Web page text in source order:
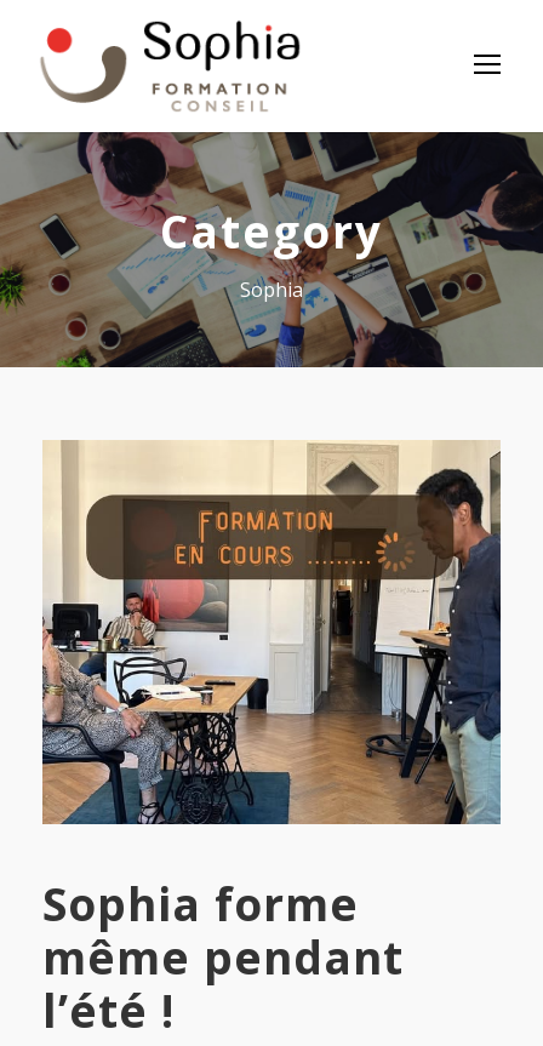
Category
Sophia
Sophia forme
même pendant
l’été !
Panneau de gestion des cookies